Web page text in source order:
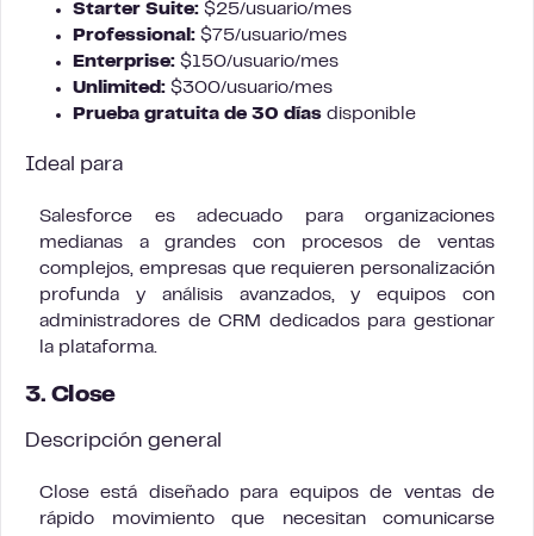
Starter Suite: $25/usuario/mes
Professional: $75/usuario/mes
Enterprise: $150/usuario/mes
Unlimited: $300/usuario/mes
Prueba gratuita de 30 días disponible
Ideal para
Salesforce es adecuado para organizaciones
medianas a grandes con procesos de ventas
complejos, empresas que requieren personalización
profunda y análisis avanzados, y equipos con
administradores de CRM dedicados para gestionar
la plataforma.
3. Close
Descripción general
Close está diseñado para equipos de ventas de
rápido movimiento que necesitan comunicarse